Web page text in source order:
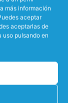
más información
aceptar
aceptarlas de
pulsando en
CAB
9